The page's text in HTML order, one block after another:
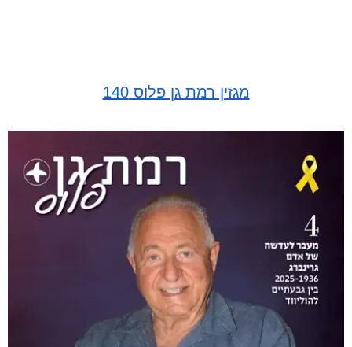
מגזין רמת גן פלוס 140